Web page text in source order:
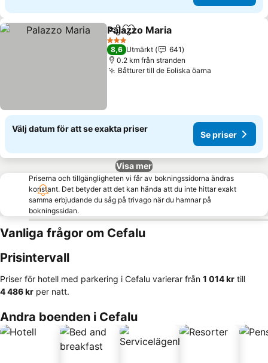
Dela Lägg till i Mina Favoriter
Palazzo Maria
3 Stjärnor
8,6 Utmärkt
641
0.2 km från stranden
Båtturer till de Eoliska öarna
Välj datum för att se exakta priser
Se priser
Visa mer
Priserna och tillgängligheten vi får av bokningssidorna ändras
konstant. Det betyder att det kan hända att du inte hittar exakt
samma erbjudande du såg på trivago när du hamnar på
bokningssidan.
Vanliga frågor om Cefalu
Prisintervall
Priser för hotell med parkering i Cefalu varierar från ‎1 014 kr till
‎4 486 kr per natt.
Andra boenden i Cefalu